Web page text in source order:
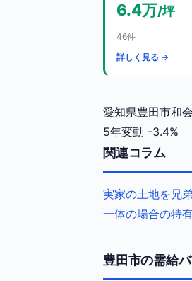
6.4万/坪
46件
詳しく見る →
愛知県豊田市和
5年変動 -3.4%
関連コラム
実家の土地を兄
一体の場合の特
豊田市の需給